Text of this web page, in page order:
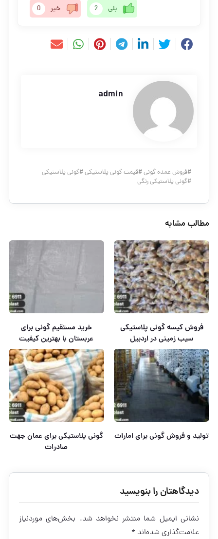
بلی 2 خیر 0
admin
#فروش عمده گونی#قیمت گونی پلاستیکی#گونی پلاستیکی
#گونی پلاستیکی رنگی
مطالب مشابه
فروش کیسه گونی پلاستیکی
سیب زمینی در اردبیل
خرید مستقیم گونی برای
عربستان با بهترین کیفیت
تولید و فروش گونی برای امارات
گونی پلاستیکی برای عمان جهت
صادرات
دیدگاهتان را بنویسید
نشانی ایمیل شما منتشر نخواهد شد. بخش‌های موردنیاز
علامت‌گذاری شده‌اند *